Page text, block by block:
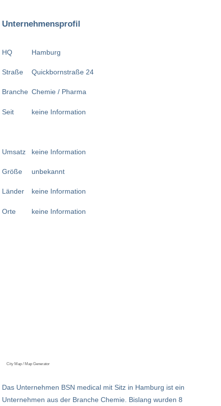
Unternehmensprofil
HQ
Straße
Branche
Seit
Umsatz
Größe
Länder
Orte
Hamburg
Quickbornstraße 24
Chemie / Pharma
keine Information
keine Information
unbekannt
keine Information
keine Information
City Map / Map Generator
Das Unternehmen BSN medical mit Sitz in Hamburg ist ein
Unternehmen aus der Branche Chemie. Bislang wurden 8